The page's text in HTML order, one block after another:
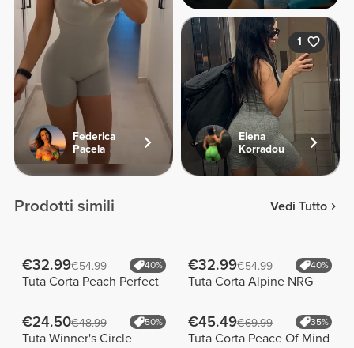
Federica
Pacela
1
Elena
Korradou
Prodotti simili Vedi Tutto
€32.99€54.99 40%
Tuta Corta Peach Perfect
€32.99€54.99 40%
Tuta Corta Alpine NRG
€24.50€48.99 50%
Tuta Winner's Circle
€45.49€69.99 35%
Tuta Corta Peace Of Mind